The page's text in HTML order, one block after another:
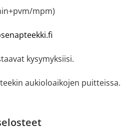
mpm)
kysymyksiisi.
aukioloaikojen puitteissa.